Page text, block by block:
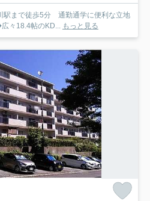
駅まで徒歩5分 通勤通学に便利な立地
々18.4帖のKD... もっと見る